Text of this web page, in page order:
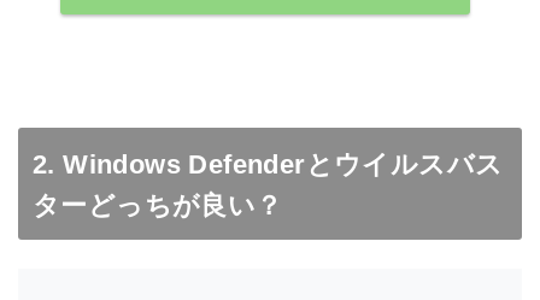
2. Windows Defenderとウイルスバス
ターどっちが良い？